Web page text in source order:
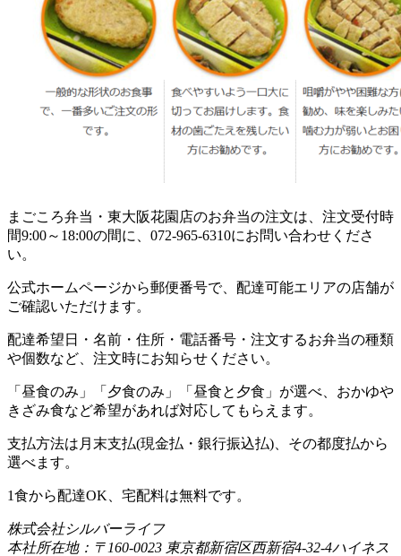
まごころ弁当・東大阪花園店のお弁当の注文は、注文受付時
間9:00～18:00の間に、072-965-6310にお問い合わせくださ
い。
公式ホームページから郵便番号で、配達可能エリアの店舗が
ご確認いただけます。
配達希望日・名前・住所・電話番号・注文するお弁当の種類
や個数など、注文時にお知らせください。
「昼食のみ」「夕食のみ」「昼食と夕食」が選べ、おかゆや
きざみ食など希望があれば対応してもらえます。
支払方法は月末支払(現金払・銀行振込払)、その都度払から
選べます。
1食から配達OK、宅配料は無料です。
株式会社シルバーライフ
本社所在地：〒160-0023 東京都新宿区西新宿4-32-4ハイネス